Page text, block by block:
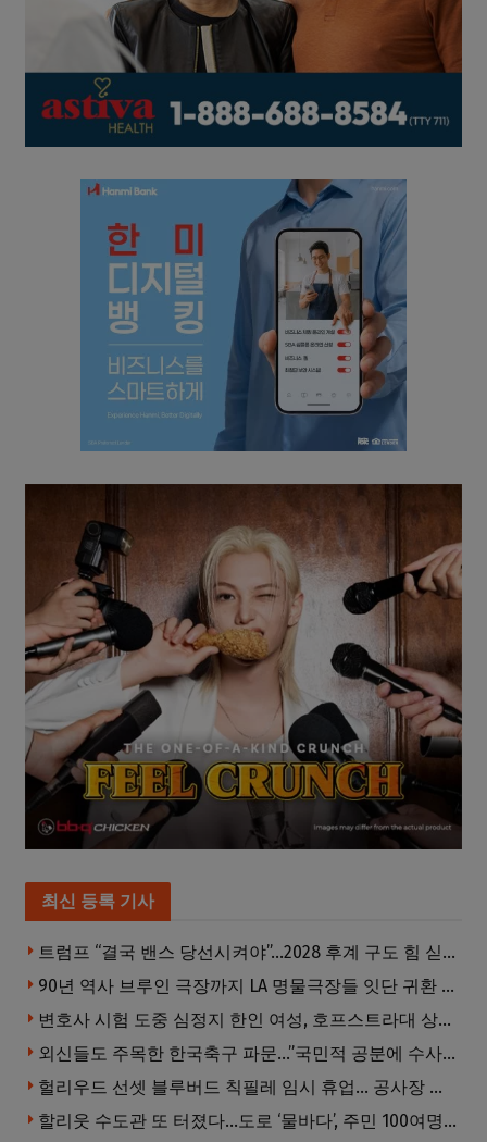
최신 등록 기사
트럼프 “결국 밴스 당선시켜야”…2028 후계 구도 힘 싣나
90년 역사 브루인 극장까지 LA 명물극장들 잇단 귀환 … 할리웃 경기 살아났다
변호사 시험 도중 심정지 한인 여성, 호프스트라대 상대 소송
외신들도 주목한 한국축구 파문…”국민적 공분에 수사 재개”
헐리우드 선셋 블루버드 칙필레 임시 휴업… 공사장 담장은 낙서로 뒤덮여
할리웃 수도관 또 터졌다…도로 ‘물바다’, 주민 100여명 영향